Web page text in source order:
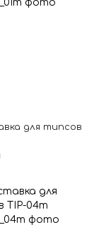
для типсов